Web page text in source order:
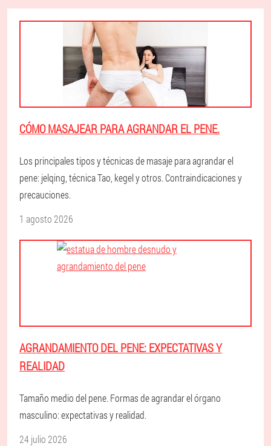
CÓMO MASAJEAR PARA AGRANDAR EL PENE.
Los principales tipos y técnicas de masaje para agrandar el
pene: jelqing, técnica Tao, kegel y otros. Contraindicaciones y
precauciones.
1 agosto 2026
AGRANDAMIENTO DEL PENE: EXPECTATIVAS Y
REALIDAD
Tamaño medio del pene. Formas de agrandar el órgano
masculino: expectativas y realidad.
24 julio 2026